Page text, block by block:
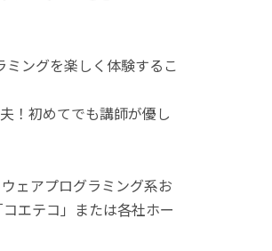
ングを楽しく体験するこ
！初めてでも講師が優し
ェアプログラミング系お
エテコ」または各社ホー